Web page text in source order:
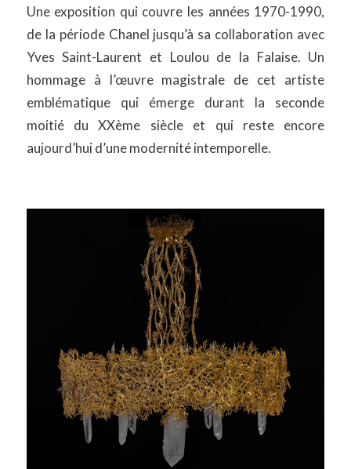
Une exposition qui couvre les années 1970-1990,
de la période Chanel jusqu’à sa collaboration avec
Yves Saint-Laurent et Loulou de la Falaise. Un
hommage à l’œuvre magistrale de cet artiste
emblématique qui émerge durant la seconde
moitié du XXème siècle et qui reste encore
aujourd’hui d’une modernité intemporelle.